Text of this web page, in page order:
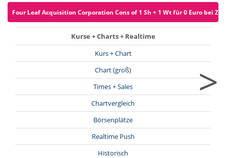
Four Leaf Acquisition Corporation Cons of 1 Sh + 1 Wt für 0 Euro bei
Kurse + Charts + Realtime
Kurs + Chart
Chart (groß)
Times + Sales
Chartvergleich
Börsenplätze
Realtime Push
Historisch
>